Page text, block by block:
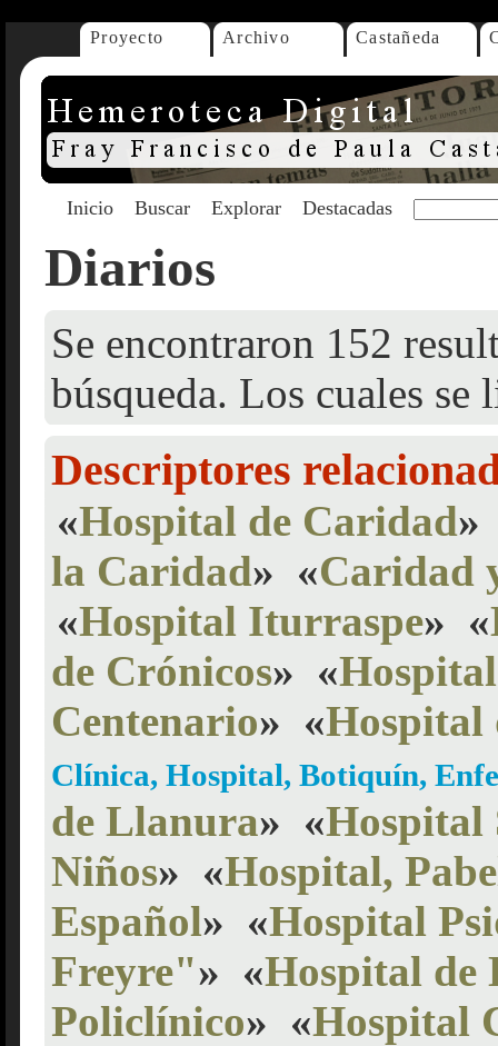
Proyecto Archivo Castañeda
Inicio Buscar Explorar Destacadas
Diarios
Se encontraron 152
búsqueda. Los cuales se
Descriptores
«Hospital de Caridad»
la Caridad» «Caridad
«Hospital Iturraspe» «
de Crónicos» «
Centenario» «Hospital
Clínica, Hospital, Botiquín,
de Llanura» «Hospital
Niños» «Hospital,
Español» «Hospital
Freyre"» «Hospital de
Policlínico» «Hospital